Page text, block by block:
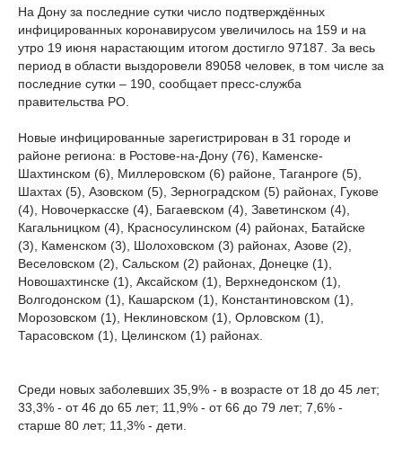
На Дону за последние сутки число подтверждённых
инфицированных коронавирусом увеличилось на 159 и на
утро 19 июня нарастающим итогом достигло 97187. За весь
период в области выздоровели 89058 человек, в том числе за
последние сутки – 190, сообщает пресс-служба
правительства РО.
Новые инфицированные зарегистрирован в 31 городе и
районе региона: в Ростове-на-Дону (76), Каменске-
Шахтинском (6), Миллеровском (6) районе, Таганроге (5),
Шахтах (5), Азовском (5), Зерноградском (5) районах, Гукове
(4), Новочеркасске (4), Багаевском (4), Заветинском (4),
Кагальницком (4), Красносулинском (4) районах, Батайске
(3), Каменском (3), Шолоховском (3) районах, Азове (2),
Веселовском (2), Сальском (2) районах, Донецке (1),
Новошахтинске (1), Аксайском (1), Верхнедонском (1),
Волгодонском (1), Кашарском (1), Константиновском (1),
Морозовском (1), Неклиновском (1), Орловском (1),
Тарасовском (1), Целинском (1) районах.
Среди новых заболевших 35,9% - в возрасте от 18 до 45 лет;
33,3% - от 46 до 65 лет; 11,9% - от 66 до 79 лет; 7,6% -
старше 80 лет; 11,3% - дети.